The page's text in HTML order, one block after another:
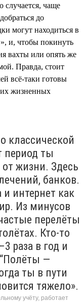
случается, чаще
до
могут находиться в
и, чтобы покинуть
вахты или опять же
Правда, стоит
всё-таки готовы
жизненных
классической
период ты
жизни. Здесь
банков.
и интернет как
Из минусов
перелёты
Кто-то
раза в год и
—
ты в пути
тяжело».
учёту, работает